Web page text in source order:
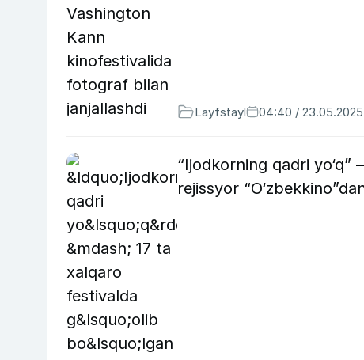
Layfstayl 04:40 / 23.05.2025
“Ijodkorning qadri yo‘q”
rejissyor